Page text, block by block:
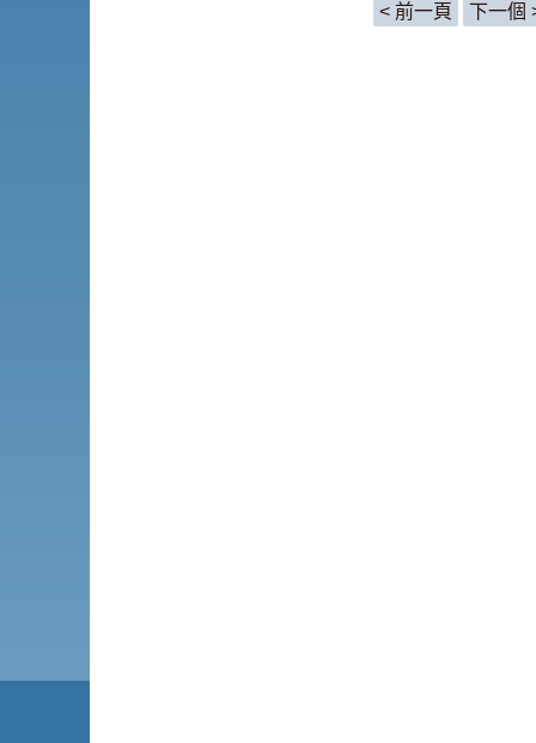
< 前一頁 下一個